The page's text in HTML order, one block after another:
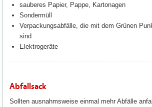
sauberes Papier, Pappe, Kartonagen
Sondermüll
Verpackungsabfälle, die mit dem Grünen
sind
Elektrogeräte
Abfallsack
Sollten ausnahmsweise einmal mehr Abfälle